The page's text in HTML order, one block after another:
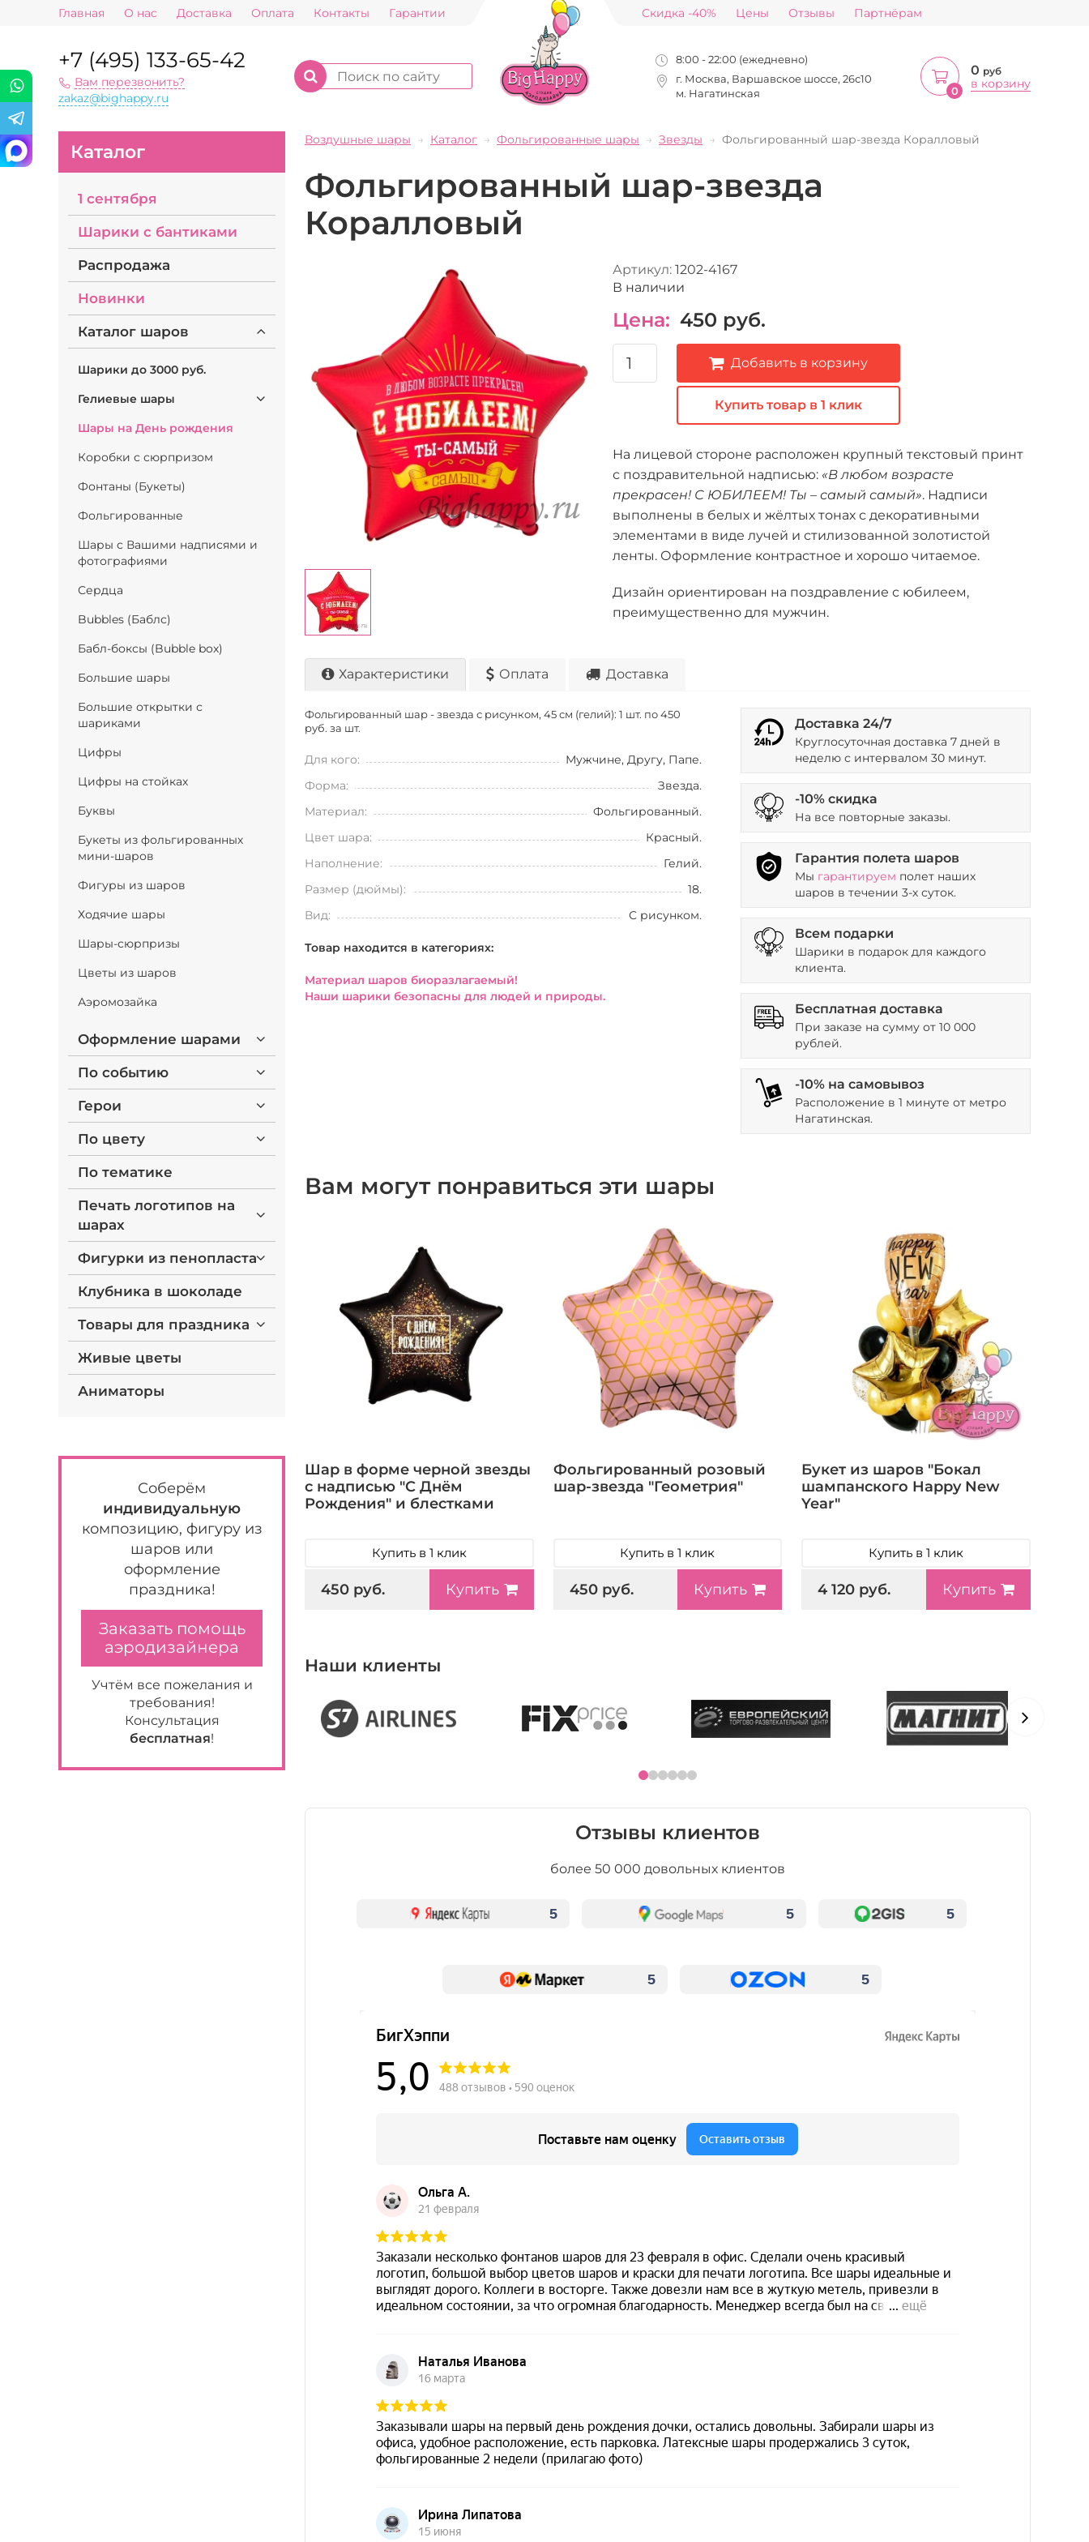
Главная О нас Доставка Оплата Контакты Гарантии Скидка -40% Цены Отзывы Партнёрам
+7 (495) 133-65-42
Вам перезвонить?
zakaz@bighappy.ru
8:00 - 22:00 (ежедневно)
г. Москва, Варшавское шоссе, 26с10
м. Нагатинская
0
0 руб
в корзину
Каталог
1 сентября
Шарики с бантиками
Распродажа
Новинки
Каталог шаров
Шарики до 3000 руб.
Гелиевые шары
Шары на День рождения
Коробки с сюрпризом
Фонтаны (Букеты)
Фольгированные
Шары с Вашими надписями и
фотографиями
Сердца
Bubbles (Баблс)
Бабл-боксы (Bubble box)
Большие шары
Большие открытки с
шариками
Цифры
Цифры на стойках
Буквы
Букеты из фольгированных
мини-шаров
Фигуры из шаров
Ходячие шары
Шары-сюрпризы
Цветы из шаров
Аэромозайка
Оформление шарами
По событию
Герои
По цвету
По тематике
Печать логотипов на
шарах
Фигурки из пенопласта
Клубника в шоколаде
Товары для праздника
Живые цветы
Аниматоры
Соберём
индивидуальную
композицию, фигуру из
шаров или
оформление
праздника!
Заказать помощь
аэродизайнера
Учтём все пожелания и
требования!
Консультация
бесплатная!
Воздушные шары Каталог Фольгированные шары Звезды Фольгированный шар-звезда Коралловый
Фольгированный шар-звезда
Коралловый
Артикул: 1202-4167
В наличии
Цена: 450 руб.
Добавить в корзину
Купить товар в 1 клик
На лицевой стороне расположен крупный текстовый принт
с поздравительной надписью: «В любом возрасте
прекрасен! С ЮБИЛЕЕМ! Ты – самый самый». Надписи
выполнены в белых и жёлтых тонах с декоративными
элементами в виде лучей и стилизованной золотистой
ленты. Оформление контрастное и хорошо читаемое.
Дизайн ориентирован на поздравление с юбилеем,
преимущественно для мужчин.
Характеристики Оплата Доставка
Фольгированный шар - звезда с рисунком, 45 см (гелий): 1 шт. по 450
руб. за шт.
Для кого:
Мужчине, Другу, Папе.
Форма:
Звезда.
Материал:
Фольгированный.
Цвет шара:
Красный.
Наполнение:
Гелий.
Размер (дюймы):
18.
Вид:
С рисунком.
Товар находится в категориях:
Материал шаров биоразлагаемый!
Наши шарики безопасны для людей и природы.
Доставка 24/7
Круглосуточная доставка 7 дней в
неделю с интервалом 30 минут.
-10% скидка
На все повторные заказы.
Гарантия полета шаров
Мы гарантируем полет наших
шаров в течении 3-х суток.
Всем подарки
Шарики в подарок для каждого
клиента.
Бесплатная доставка
При заказе на сумму от 10 000
рублей.
-10% на самовывоз
Расположение в 1 минуте от метро
Нагатинская.
Вам могут понравиться эти шары
Шар в форме черной звезды
с надписью "С Днём
Рождения" и блестками
Купить в 1 клик
450 руб. Купить
Фольгированный розовый
шар-звезда "Геометрия"
Купить в 1 клик
450 руб. Купить
Букет из шаров "Бокал
шампанского Happy New
Year"
Купить в 1 клик
4 120 руб. Купить
Наши клиенты
Отзывы клиентов
более 50 000 довольных клиентов
5 5 5
5 5